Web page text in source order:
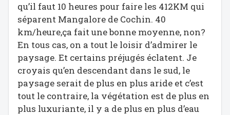
qu’il faut 10 heures pour faire les 412KM qui
séparent Mangalore de Cochin. 40
km/heure,ça fait une bonne moyenne, non?
En tous cas, on a tout le loisir d’admirer le
paysage. Et certains préjugés éclatent. Je
croyais qu’en descendant dans le sud, le
paysage serait de plus en plus aride et c’est
tout le contraire, la végétation est de plus en
plus luxuriante, il y a de plus en plus d’eau